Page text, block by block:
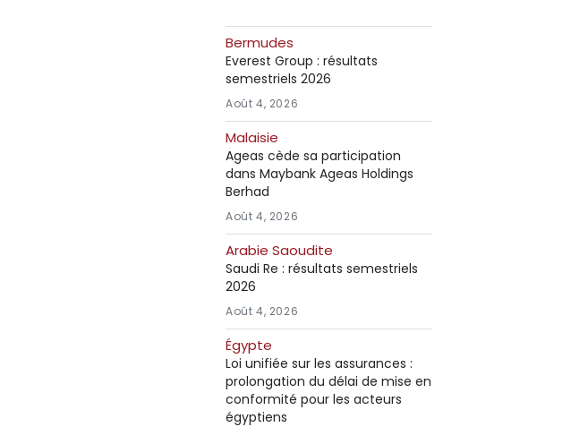
Bermudes
Everest Group : résultats
semestriels 2026
Août 4, 2026
Malaisie
Ageas cède sa participation
dans Maybank Ageas Holdings
Berhad
Août 4, 2026
Arabie Saoudite
Saudi Re : résultats semestriels
2026
Août 4, 2026
Égypte
Loi unifiée sur les assurances :
prolongation du délai de mise en
conformité pour les acteurs
égyptiens